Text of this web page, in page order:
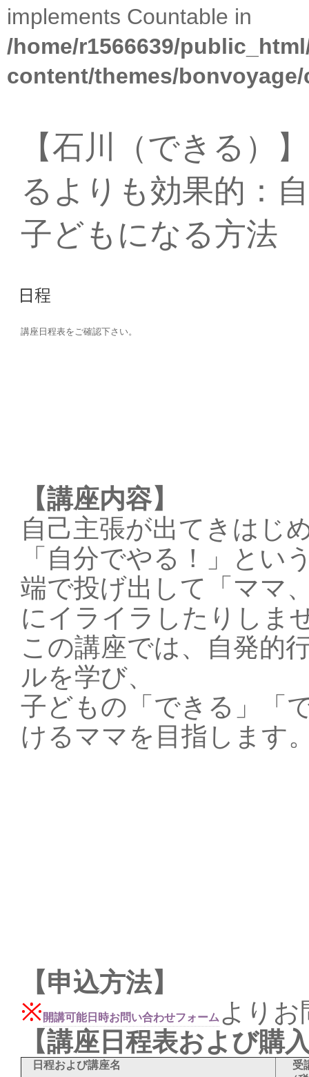
implements Countable in
/home/r1566639/
content/themes/
【石川（できる
るよりも効果的：
子どもになる方法
講座日程表をご確認下さい。
【講座内容】
自己主張が出てきはじ
「自分でやる！」とい
端で投げ出して「ママ
にイライラしたりしま
この講座では、自発的
ルを学び、
子どもの「できる」「
けるママを目指します
【申込方法】
※ 開講可能日時お問い合わせフォーム より
【講座日程表および購
日程および講座名
受